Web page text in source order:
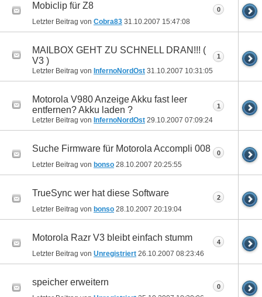
Mobiclip für Z8
Letzter Beitrag von Cobra83 31.10.2007 15:47:08
0
MAILBOX GEHT ZU SCHNELL DRAN!!! (
V3 )
Letzter Beitrag von InfernoNordOst 31.10.2007 10:31:05
1
Motorola V980 Anzeige Akku fast leer
entfernen? Akku laden ?
Letzter Beitrag von InfernoNordOst 29.10.2007 07:09:24
1
Suche Firmware für Motorola Accompli 008
Letzter Beitrag von bonso 28.10.2007 20:25:55
0
TrueSync wer hat diese Software
Letzter Beitrag von bonso 28.10.2007 20:19:04
2
Motorola Razr V3 bleibt einfach stumm
Letzter Beitrag von Unregistriert 26.10.2007 08:23:46
4
speicher erweitern 0